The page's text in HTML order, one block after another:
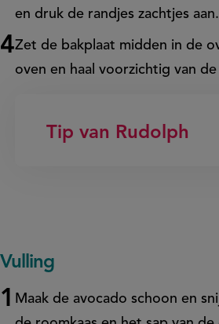
en druk de randjes zachtjes
Zet de bakplaat midden in de
oven en haal voorzichtig van
Tip van Rudolph
Vulling
Maak de avocado schoon en